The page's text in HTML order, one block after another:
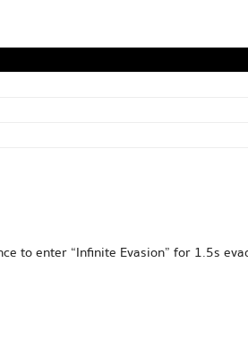
to enter “Infinite Evasion” for 1.5s